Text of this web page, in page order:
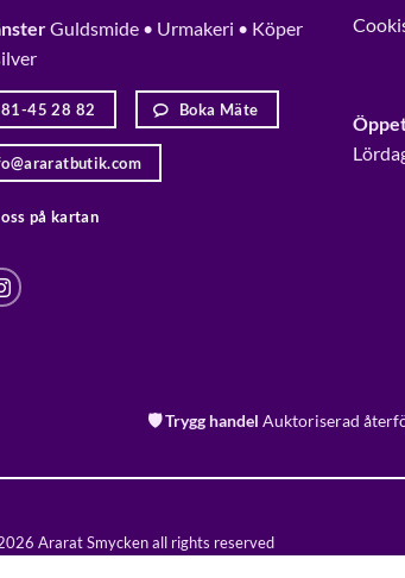
Guldsmide • Urmakeri • Köper
45 28 82 Boka Mäte
på kartan
🛡️ Trygg handel Auktoriserad
Ararat Smycken all rights reserved